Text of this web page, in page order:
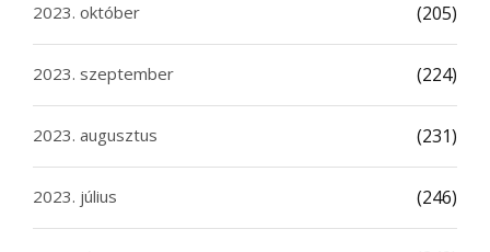
2023. október (205)
2023. szeptember (224)
2023. augusztus (231)
2023. július (246)